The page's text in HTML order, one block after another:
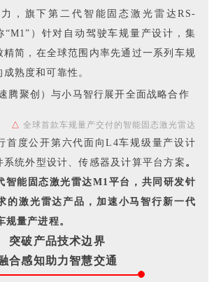
，旗下第二代智能固态激光雷达RS-
）针对自动驾驶车规量产设计，集
精简，在全球范围内率先通过一系列车规
熟度和可靠性。
△ 全球首款车规量产交付的智能固态激光雷达
首度公开第六代面向L4车规级量产设计
系统外型设计、传感器及计算平台方案 。
智能固态激光雷达M1平台，共同研发针
的激光雷达产品，加速小马智行新一代
量产进程。
突破产品技术边界
合感知助力智慧交通